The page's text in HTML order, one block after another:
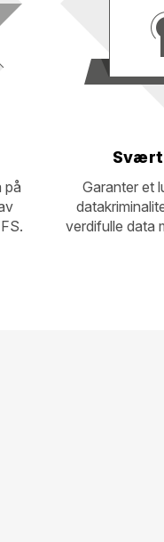
på
Garanter et
verdifulle data